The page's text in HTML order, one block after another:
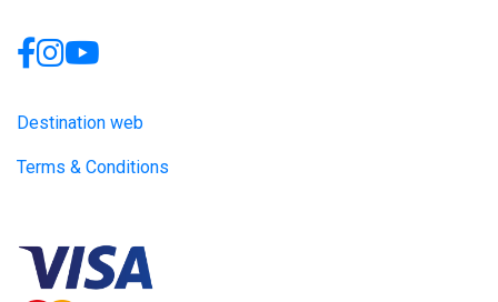
Destination web
Terms & Conditions